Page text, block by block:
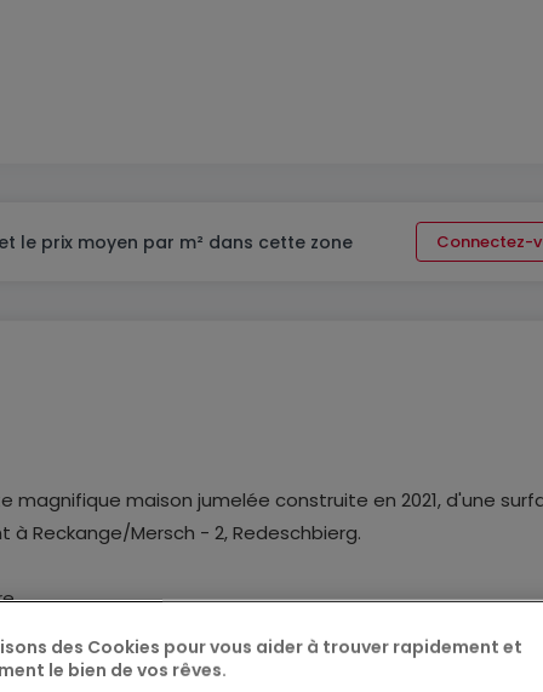
le prix moyen par m² dans cette zone Connectez-
magnifique maison jumelée construite en 2021, d'une
à Reckange/Mersch - 2, Redeschbierg.
des Cookies pour vous aider à trouver rapidement et
le bien de vos rêves.